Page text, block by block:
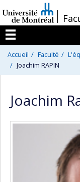
au
contenu
/
Menu
Accueil Faculté
Joachim RAPIN
Joachim